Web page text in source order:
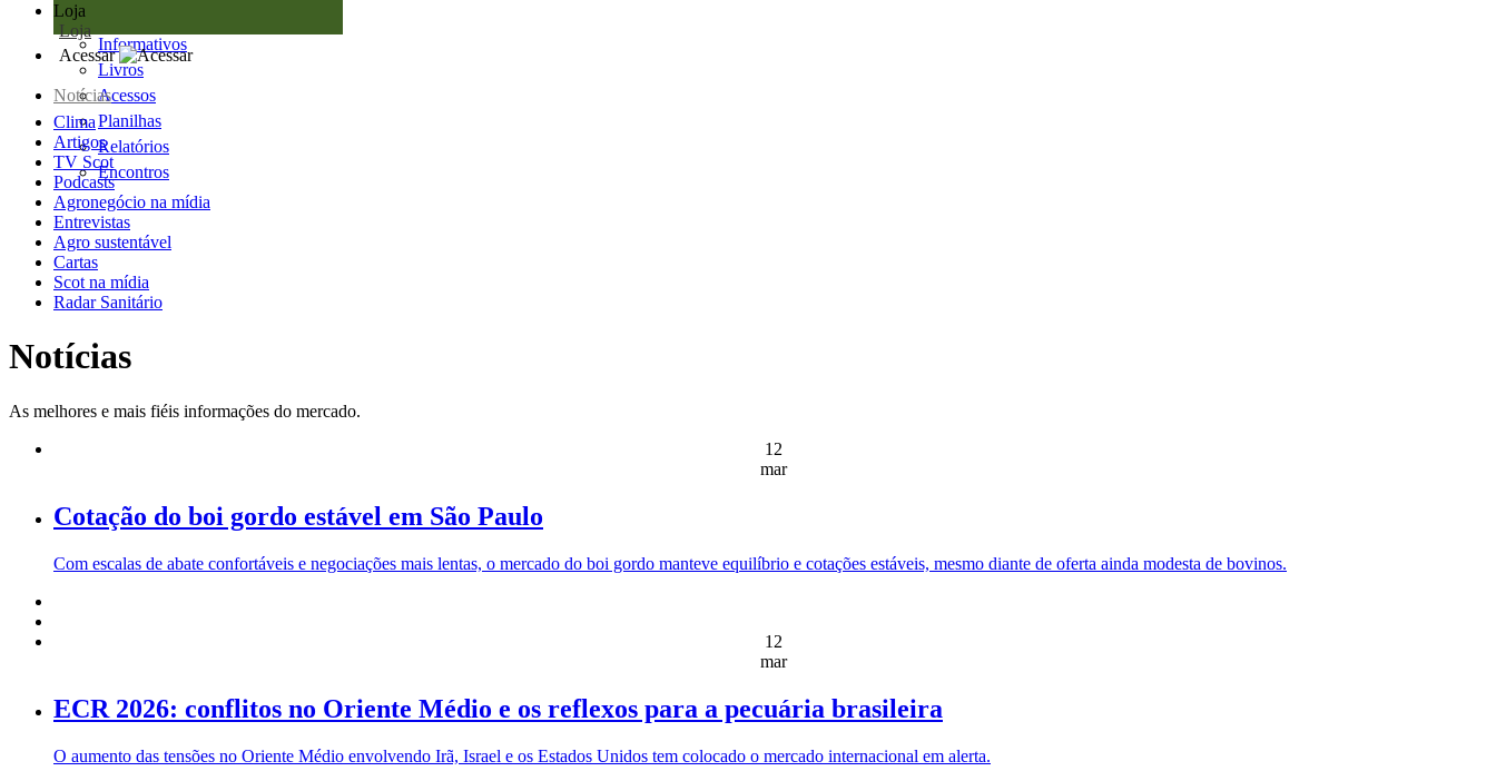
Loja
Loja
Informativos
Livros
Acessos
Planilhas
Relatórios
Encontros
Acessar
Notícias
Clima
Artigos
TV Scot
Podcasts
Agronegócio na mídia
Entrevistas
Agro sustentável
Cartas
Scot na mídia
Radar Sanitário
Notícias
As melhores e mais fiéis informações do mercado.
12
mar
Cotação do boi gordo estável em São Paulo
Com escalas de abate confortáveis e negociações mais lentas, o mercado do boi gordo manteve equilíbrio e cotações estáveis, mesmo diante de oferta ainda modesta de bovinos.
12
mar
ECR 2026: conflitos no Oriente Médio e os reflexos para a pecuária brasileira
O aumento das tensões no Oriente Médio envolvendo Irã, Israel e os Estados Unidos tem colocado o mercado internacional em alerta.